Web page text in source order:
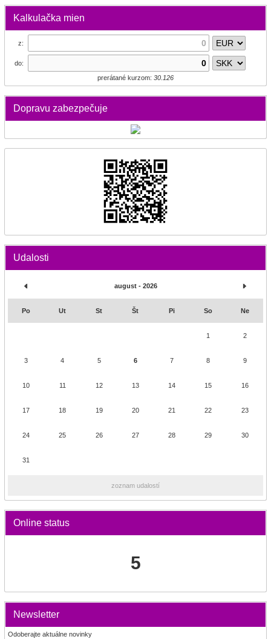
Kalkulačka mien
z:
do:
prerátané kurzom: 30.126
Dopravu zabezpečuje
Udalosti
august - 2026
Po Ut St Št Pi So Ne
1 2
3 4 5 6 7 8 9
10 11 12 13 14 15 16
17 18 19 20 21 22 23
24 25 26 27 28 29 30
31
zoznam udalostí
Online status
5
Newsletter
Odoberajte aktuálne novinky